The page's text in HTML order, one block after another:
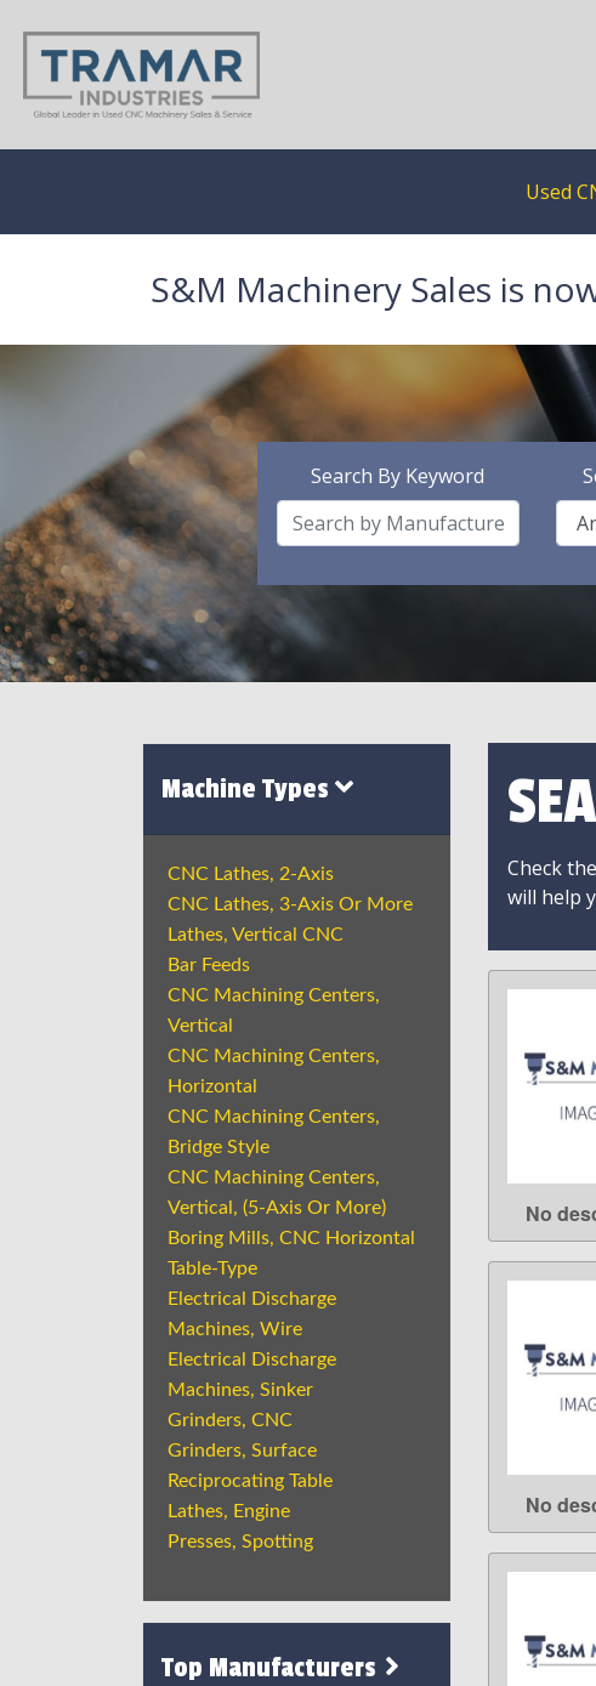
Used
S&M Machinery Sales is
Search By Keyword
Machine Types
CNC Lathes, 2-Axis
CNC Lathes, 3-Axis Or More
Lathes, Vertical CNC
Bar Feeds
CNC Machining Centers,
Vertical
CNC Machining Centers,
Horizontal
CNC Machining Centers,
Bridge Style
CNC Machining Centers,
Vertical, (5-Axis Or More)
Boring Mills, CNC Horizontal
Table-Type
Electrical Discharge
Machines, Wire
Electrical Discharge
Machines, Sinker
Grinders, CNC
Grinders, Surface
Reciprocating Table
Lathes, Engine
Presses, Spotting
Top Manufacturers
Check
will help
No
No